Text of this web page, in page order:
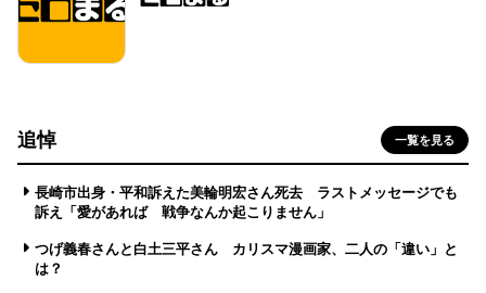
追悼 一覧を見る
長崎市出身・平和訴えた美輪明宏さん死去 ラストメッセージでも
訴え「愛があれば 戦争なんか起こりません」
つげ義春さんと白土三平さん カリスマ漫画家、二人の「違い」と
は？